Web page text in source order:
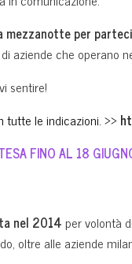
mezzanotte per
aziende che operano
sentire!
tutte le indicazioni. >>
FINO AL 18
nel 2014 per volontà
oltre alle aziende